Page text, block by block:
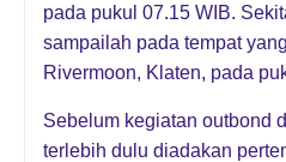
pada pukul 07.15 WIB.
sampailah pada tempat
Rivermoon, Klaten, pada
Sebelum kegiatan outbond
terlebih dulu diadakan